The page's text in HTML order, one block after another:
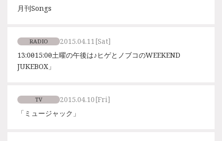
月刊Songs
RADIO 2015.04.11[Sat]
13:00〜15:00「土曜の午後は♪ヒゲとノブコのWEEKEND
JUKEBOX」
TV 2015.04.10[Fri]
「ミュージャック」